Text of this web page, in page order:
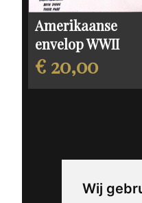
Wij
Amerikaanse
envelop WWII
€ 20,00